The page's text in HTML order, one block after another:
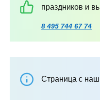
праздников и
8 495 744 67 74
Страница с